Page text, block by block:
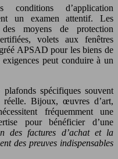
d’application
un examen attentif. Les
des moyens de protection
volets aux fenêtres
APSAD pour les biens de
peut conduire à un
spécifiques souvent
Bijoux, œuvres d’art,
fréquemment une
pour bénéficier d’une
des factures d’achat et la
des preuves indispensables